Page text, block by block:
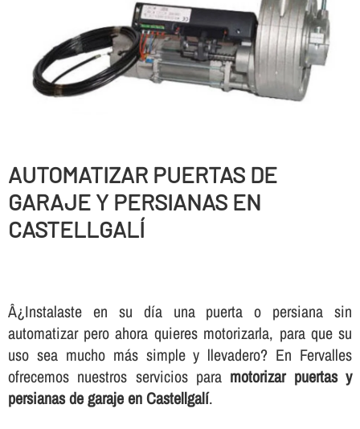
AUTOMATIZAR PUERTAS DE
GARAJE Y PERSIANAS EN
CASTELLGALÍ
Â¿Instalaste en su dí­a una puerta o persiana sin
automatizar pero ahora quieres motorizarla, para que su
uso sea mucho más simple y llevadero? En Fervalles
ofrecemos nuestros servicios para motorizar puertas y
persianas de garaje en Castellgalí.